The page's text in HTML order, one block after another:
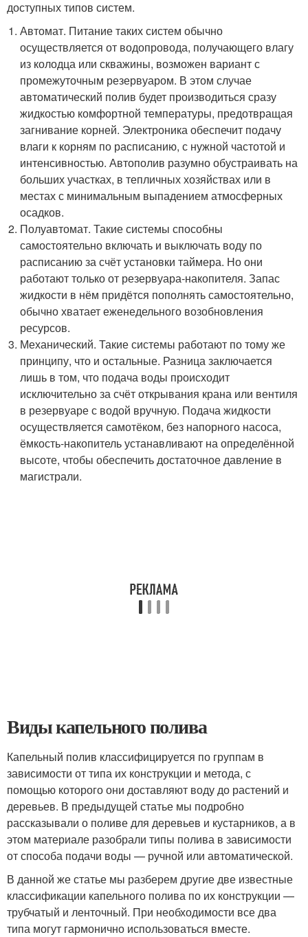
доступных типов систем.
Автомат. Питание таких систем обычно
осуществляется от водопровода, получающего влагу
из колодца или скважины, возможен вариант с
промежуточным резервуаром. В этом случае
автоматический полив будет производиться сразу
жидкостью комфортной температуры, предотвращая
загнивание корней. Электроника обеспечит подачу
влаги к корням по расписанию, с нужной частотой и
интенсивностью. Автополив разумно обустраивать на
больших участках, в тепличных хозяйствах или в
местах с минимальным выпадением атмосферных
осадков.
Полуавтомат. Такие системы способны
самостоятельно включать и выключать воду по
расписанию за счёт установки таймера. Но они
работают только от резервуара-накопителя. Запас
жидкости в нём придётся пополнять самостоятельно,
обычно хватает еженедельного возобновления
ресурсов.
Механический. Такие системы работают по тому же
принципу, что и остальные. Разница заключается
лишь в том, что подача воды происходит
исключительно за счёт открывания крана или вентиля
в резервуаре с водой вручную. Подача жидкости
осуществляется самотёком, без напорного насоса,
ёмкость-накопитель устанавливают на определённой
высоте, чтобы обеспечить достаточное давление в
магистрали.
Виды капельного полива
Капельный полив классифицируется по группам в
зависимости от типа их конструкции и метода, с
помощью которого они доставляют воду до растений и
деревьев. В предыдущей статье мы подробно
рассказывали о поливе для деревьев и кустарников, а в
этом материале разобрали типы полива в зависимости
от способа подачи воды — ручной или автоматической.
В данной же статье мы разберем другие две известные
классификации капельного полива по их конструкции —
трубчатый и ленточный. При необходимости все два
типа могут гармонично использоваться вместе.